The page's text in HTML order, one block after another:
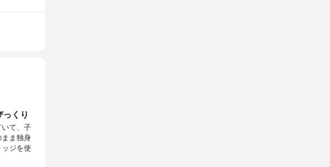
くり
いて、子
まま独身
ジを使